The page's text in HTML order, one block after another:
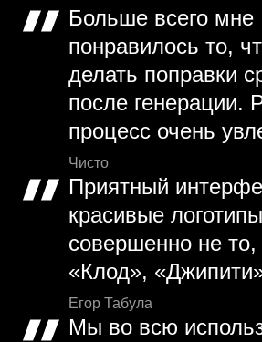
Больше всего мне
понравилось то,
делать поправки
после генерации.
процесс очень
Чисто
Приятный
красивые
совершенно не то,
«Клод»,
Егор Табула
Мы во всю